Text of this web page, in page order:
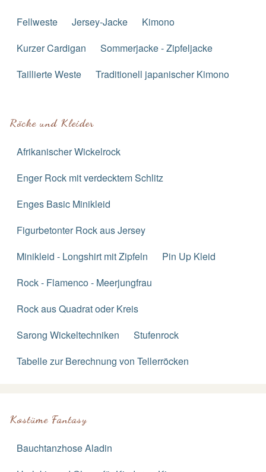
Fellweste Jersey-Jacke
Kimono
Kurzer Cardigan
Sommerjacke - Zipfeljacke
Taillierte Weste
Traditionell japanischer Kimono
Röcke und Kleider
Afrikanischer Wickelrock
Enger Rock mit verdecktem Schlitz
Enges Basic Minikleid
Figurbetonter Rock aus Jersey
Minikleid - Longshirt mit Zipfeln
Pin Up Kleid
Rock - Flamenco - Meerjungfrau
Rock aus Quadrat oder Kreis
Sarong Wickeltechniken
Stufenrock
Tabelle zur Berechnung von Tellerröcken
Kostüme Fantasy
Bauchtanzhose Aladin